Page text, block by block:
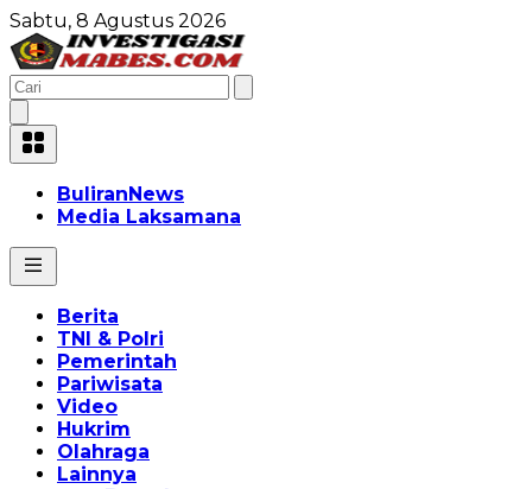
Sabtu, 8 Agustus 2026
BuliranNews
Media Laksamana
Berita
TNI & Polri
Pemerintah
Pariwisata
Video
Hukrim
Olahraga
Lainnya